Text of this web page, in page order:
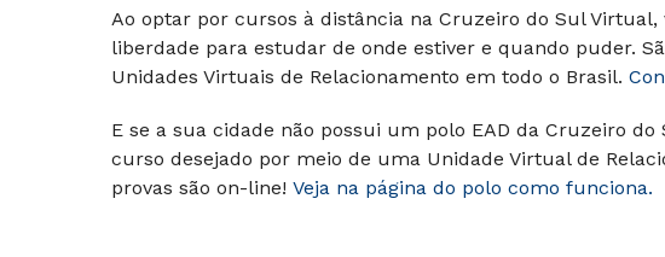
Ao optar por cursos à distância na Cruzeiro do Sul
liberdade para estudar de onde estiver e quando puder.
Unidades Virtuais de Relacionamento em todo o Brasil.
E se a sua cidade não possui um polo EAD da Cruzeiro
curso desejado por meio de uma Unidade Virtual de
provas são on-line! Veja na página do polo como funciona.